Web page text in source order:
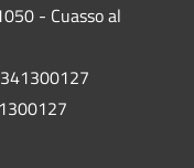
- Cuasso al